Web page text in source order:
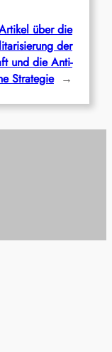
über die
der
und die Anti-
Strategie →